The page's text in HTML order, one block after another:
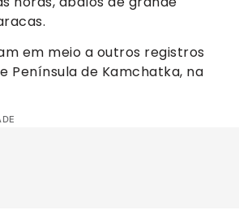
em meio a outros registros
Península de Kamchatka, na